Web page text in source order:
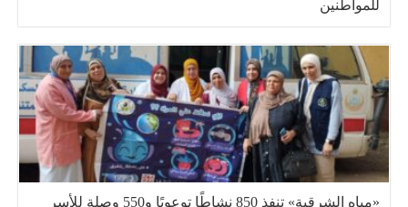
للمواطنين
«مياه الشرقية» تنفذ 850 نشاطًا توعويًا و550 وصلة للأسر